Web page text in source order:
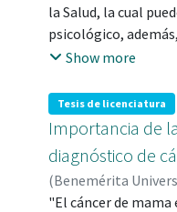
la Salud, la cual
psicológico,
tiene como origen
digital, los hábitos
presente
tipos de
deformante
encontró a la
Show more
Tesis de licenciatura
Importancia de
diagnóstico de
(Benemérita
423980
"El cáncer de